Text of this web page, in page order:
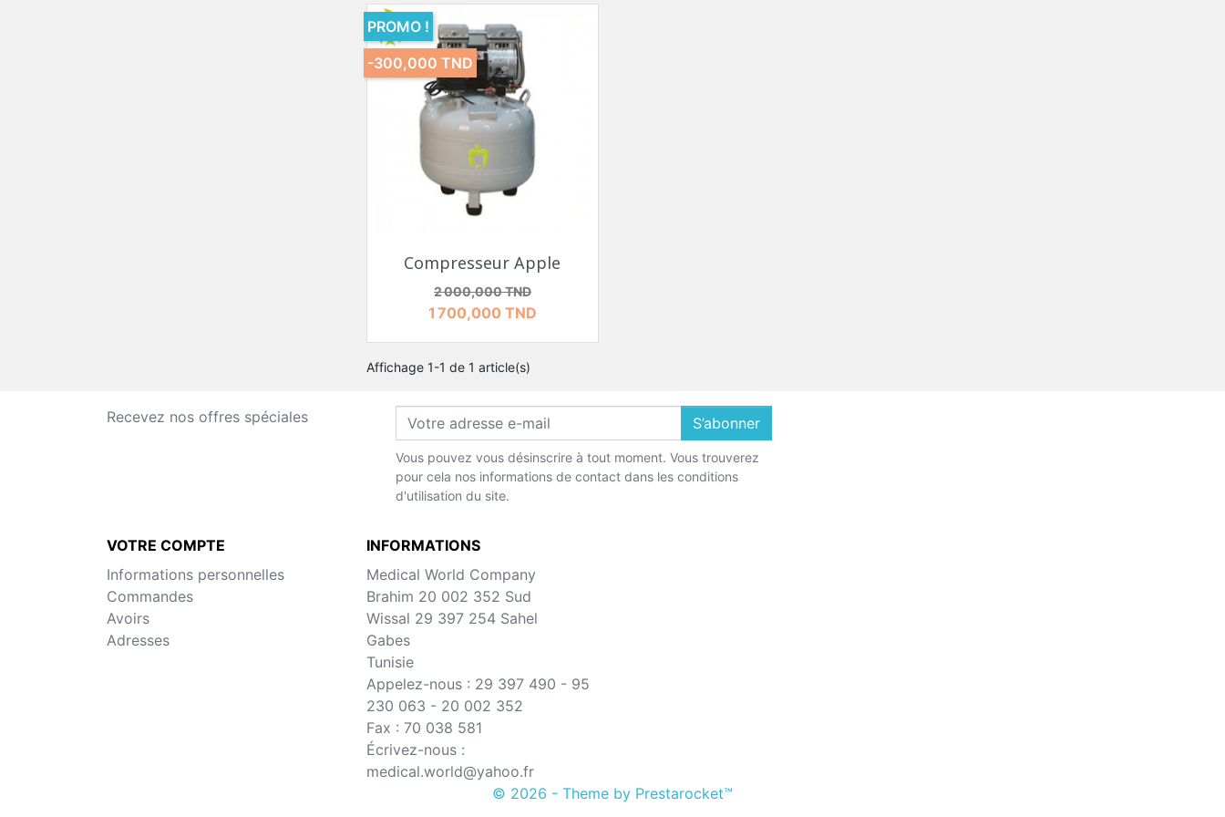
Aperçu rapide
Compresseur Apple
Prix de base
2 000,000 TNDPrix
1 700,000 TND
PROMO !
-300,000 TND
Affichage 1-1 de 1 article(s)
Recevez nos offres spéciales S’abonner
Vous pouvez vous désinscrire à tout moment. Vous trouverez
pour cela nos informations de contact dans les conditions
d'utilisation du site.
VOTRE COMPTE
Informations personnelles
Commandes
Avoirs
Adresses
INFORMATIONS
Medical World Company
Brahim 20 002 352 Sud
Wissal 29 397 254 Sahel
Gabes
Tunisie
Appelez-nous : 29 397 490 - 95
230 063 - 20 002 352
Fax : 70 038 581
Écrivez-nous :
medical.world@yahoo.fr
© 2026 - Theme by Prestarocket™